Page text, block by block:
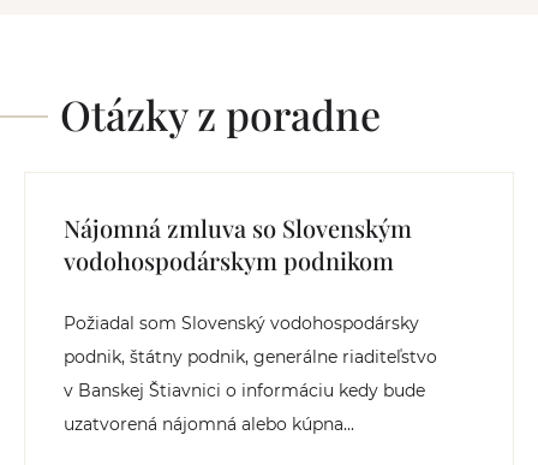
Otázky z poradne
Nájomná zmluva so Slovenským
vodohospodárskym podnikom
Požiadal som Slovenský vodohospodársky
podnik, štátny podnik, generálne riaditeľstvo
v Banskej Štiavnici o informáciu kedy bude
uzatvorená nájomná alebo kúpna...